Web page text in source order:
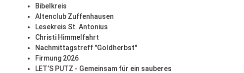
Bibelkreis
Altenclub Zuffenhausen
Lesekreis St. Antonius
Christi Himmelfahrt
Nachmittagstreff "Goldherbst"
Firmung 2026
LET’S PUTZ - Gemeinsam für ein sauberes